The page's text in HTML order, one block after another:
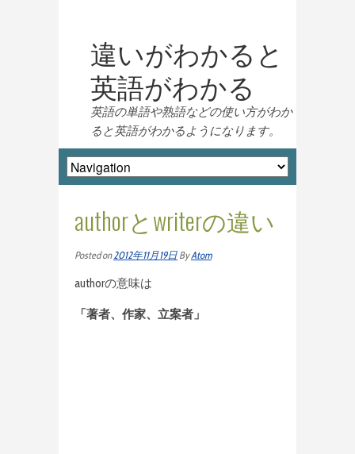
違いがわかると
英語がわかる
英語の単語や熟語などの使い方がわか
ると英語がわかるようになります。
authorとwriterの違い
Posted on2012年11月19日 ByAtom
authorの意味は
「著者、作家、立案者」